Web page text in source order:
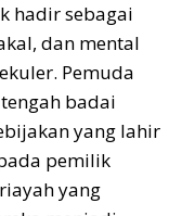
hadir sebagai
dan mental
Pemuda
badai
yang lahir
pemilik
yang